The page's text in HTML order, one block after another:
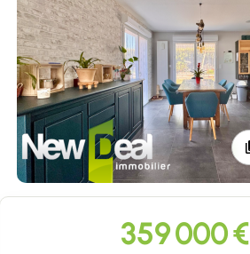
359 000€